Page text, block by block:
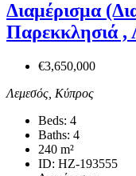
Διαμέρισμα
Παρεκκλησιά
€3,650,000
Λεμεσός, Κύπρος
Beds: 4
Baths: 4
240 m²
ID: HZ-193555